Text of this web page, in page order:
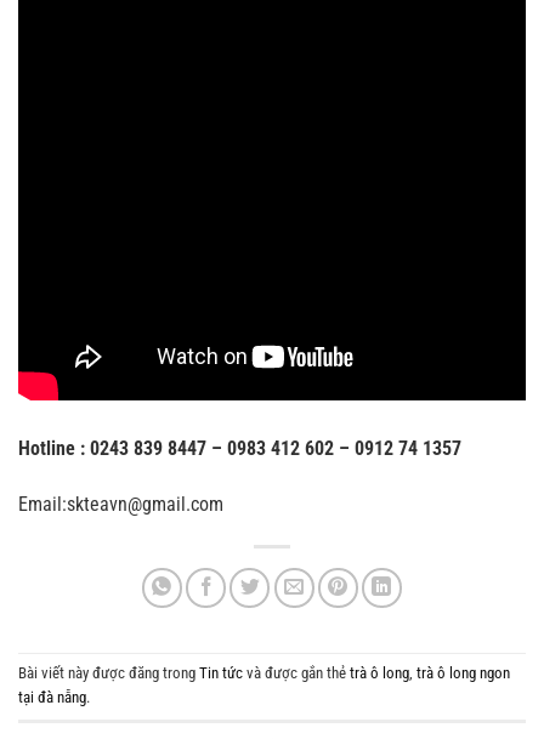
Hotline : 0243 839 8447 – 0983 412 602 – 0912 74 1357
Email:skteavn@gmail.com
Bài viết này được đăng trong Tin tức và được gắn thẻ trà ô long, trà ô long ngon
tại đà nẵng.